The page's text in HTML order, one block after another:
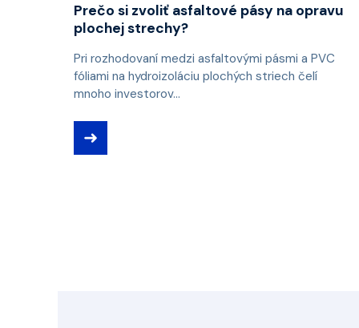
Prečo si zvoliť asfaltové pásy na opravu
plochej strechy?
Pri rozhodovaní medzi asfaltovými pásmi a PVC
fóliami na hydroizoláciu plochých striech čelí
mnoho investorov...
➜